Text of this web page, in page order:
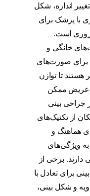
اندازه، شکل
با پزشک برای
است.
خانگی و
برای صورت‌های
هستند تا توازن
عریض ممکن
جراحی بینی
از تکنیک‌های
هماهنگ و
ویژگی‌های
برخی از
برای تعادل با
و شکل بینی،